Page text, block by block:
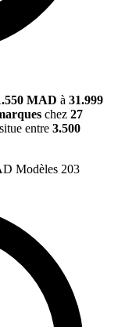
MAD à 31.999
chez 27
entre 3.500
Modèles 203